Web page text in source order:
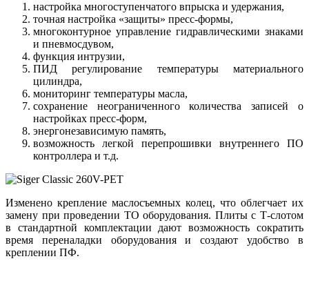
настройка многоступенчатого впрыска и удержания,
точная настройка «защиты» пресс-формы,
многоконтурное управление гидравлическими знаками
и пневмосдувом,
функция интрузии,
ПИД регулирование температуры материального
цилиндра,
мониторинг температуры масла,
сохранение неограниченного количества записей о
настройках пресс-форм,
энергонезависимую память,
возможность легкой перепрошивки внутреннего ПО
контроллера и т.д.
Изменено крепление маслосъемных колец, что облегчает их
замену при проведении ТО оборудования. Плиты с Т-слотом
в стандартной комплектации дают возможность сократить
время переналадки оборудования и создают удобство в
креплении ПФ.